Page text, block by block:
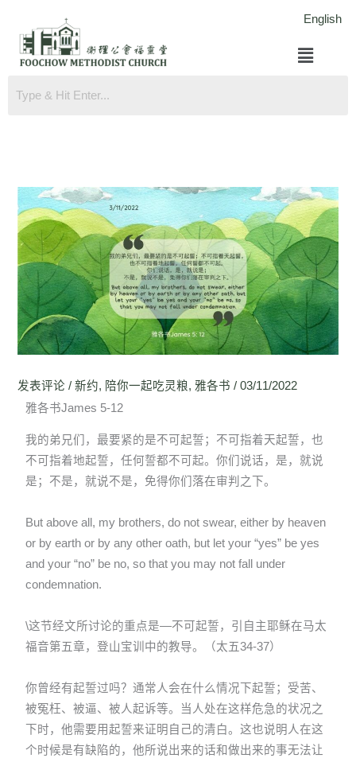
English
菜
单
发表评论 /新约, 陪你一起吃灵粮, 雅各书 /03/11/2022
雅各书James 5-12
我的弟兄们，最要紧的是不可起誓；不可指着天起誓，也
不可指着地起誓，任何誓都不可起。你们说话，是，就说
是；不是，就说不是，免得你们落在审判之下。
But above all, my brothers, do not swear, either by heaven
or by earth or by any other oath, but let your “yes” be yes
and your “no” be no, so that you may not fall under
condemnation.
\这节经文所讨论的重点是—不可起誓，引自主耶稣在马太
福音第五章，登山宝训中的教导。（太五34-37）
你曾经有起誓过吗？通常人会在什么情况下起誓；受苦、
被冤枉、被逼、被人起诉等。当人处在这样危急的状况之
下时，他需要用起誓来证明自己的清白。这也说明人在这
个时候是有缺陷的，他所说出来的话和做出来的事无法让